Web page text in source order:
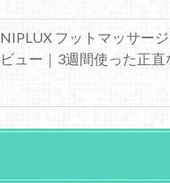
NIPLUX フットマッサー
ビュー｜3週間使った正直